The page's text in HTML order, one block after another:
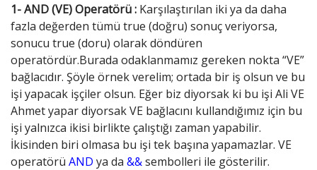
1- AND (VE) Operatörü : Karşılaştırılan iki ya da daha
fazla değerden tümü true (doğru) sonuç veriyorsa,
sonucu true (doru) olarak döndüren
operatördür.Burada odaklanmamız gereken nokta “VE”
bağlacıdır. Şöyle örnek verelim; ortada bir iş olsun ve bu
işi yapacak işçiler olsun. Eğer biz diyorsak ki bu işi Ali VE
Ahmet yapar diyorsak VE bağlacını kullandığımız için bu
işi yalnızca ikisi birlikte çalıştığı zaman yapabilir.
İkisinden biri olmasa bu işi tek başına yapamazlar. VE
operatörü AND ya da &&sembolleri ile gösterilir.